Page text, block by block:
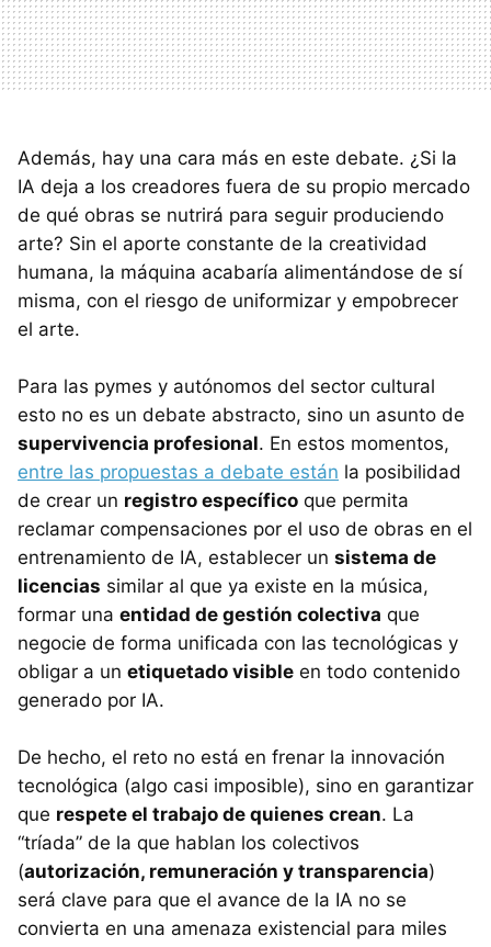
Además, hay una cara más en este debate. ¿Si la
IA deja a los creadores fuera de su propio mercado
de qué obras se nutrirá para seguir produciendo
arte? Sin el aporte constante de la creatividad
humana, la máquina acabaría alimentándose de sí
misma, con el riesgo de uniformizar y empobrecer
el arte.
Para las pymes y autónomos del sector cultural
esto no es un debate abstracto, sino un asunto de
supervivencia profesional. En estos momentos,
entre las propuestas a debate están la posibilidad
de crear un registro específico que permita
reclamar compensaciones por el uso de obras en el
entrenamiento de IA, establecer un sistema de
licencias similar al que ya existe en la música,
formar una entidad de gestión colectiva que
negocie de forma unificada con las tecnológicas y
obligar a un etiquetado visible en todo contenido
generado por IA.
De hecho, el reto no está en frenar la innovación
tecnológica (algo casi imposible), sino en garantizar
que respete el trabajo de quienes crean. La
“tríada” de la que hablan los colectivos
(autorización, remuneración y transparencia)
será clave para que el avance de la IA no se
convierta en una amenaza existencial para miles